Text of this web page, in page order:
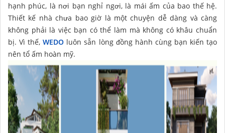
hạnh phúc, là nơi bạn nghỉ ngơi, là mái ấm của bao thế hệ.
Thiết kế nhà chưa bao giờ là một chuyện dễ dàng và càng
không phải là việc bạn có thể làm mà không có khâu chuẩn
bị. Vì thế,WEDO luôn sẵn lòng đồng hành cùng bạn kiến tạo
nên tổ ấm hoàn mỹ.